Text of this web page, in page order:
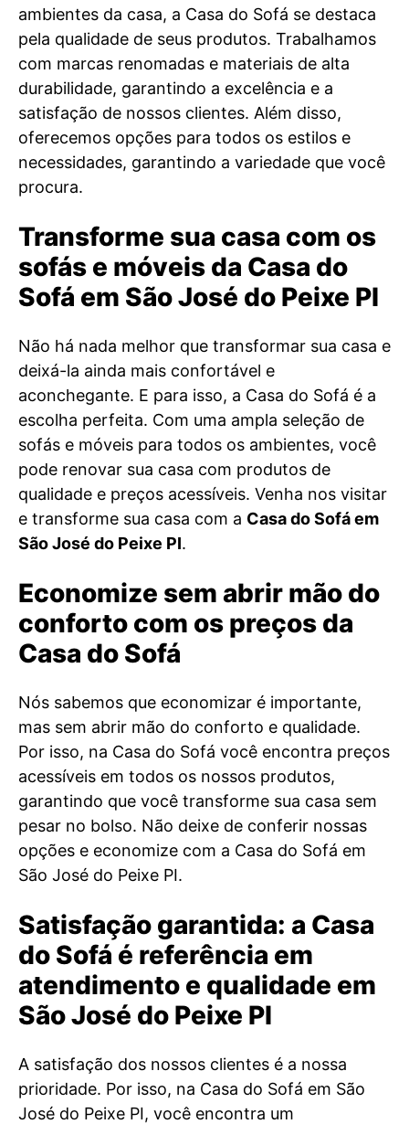
ambientes da casa, a Casa do Sofá se destaca
pela qualidade de seus produtos. Trabalhamos
com marcas renomadas e materiais de alta
durabilidade, garantindo a excelência e a
satisfação de nossos clientes. Além disso,
oferecemos opções para todos os estilos e
necessidades, garantindo a variedade que você
procura.
Transforme sua casa com os
sofás e móveis da Casa do
Sofá em São José do Peixe PI
Não há nada melhor que transformar sua casa e
deixá-la ainda mais confortável e
aconchegante. E para isso, a Casa do Sofá é a
escolha perfeita. Com uma ampla seleção de
sofás e móveis para todos os ambientes, você
pode renovar sua casa com produtos de
qualidade e preços acessíveis. Venha nos visitar
e transforme sua casa com a Casa do Sofá em
São José do Peixe PI.
Economize sem abrir mão do
conforto com os preços da
Casa do Sofá
Nós sabemos que economizar é importante,
mas sem abrir mão do conforto e qualidade.
Por isso, na Casa do Sofá você encontra preços
acessíveis em todos os nossos produtos,
garantindo que você transforme sua casa sem
pesar no bolso. Não deixe de conferir nossas
opções e economize com a Casa do Sofá em
São José do Peixe PI.
Satisfação garantida: a Casa
do Sofá é referência em
atendimento e qualidade em
São José do Peixe PI
A satisfação dos nossos clientes é a nossa
prioridade. Por isso, na Casa do Sofá em São
José do Peixe PI, você encontra um